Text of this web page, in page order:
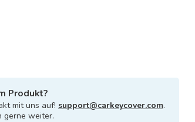
Produkt?
mit uns auf! support@carkeycover.com.
gerne weiter.